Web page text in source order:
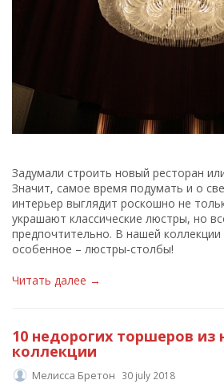
Задумали строить новый ресторан
Значит, самое время подумать и о
интерьер выглядит роскошно не
украшают классические люстры, но
предпочтительно. В нашей коллекции
особенное – люстры-столбы!
Читать далее →
10 недорогих торшеров из
коллекции
Мелисса Бретон 30 july 2018